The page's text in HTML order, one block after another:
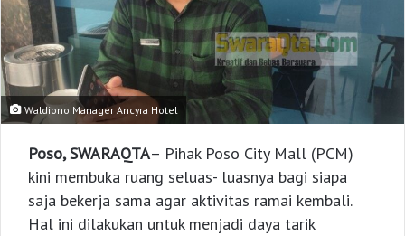
Waldiono Manager Ancyra Hotel
Poso, SWARAQTA– Pihak Poso City Mall (PCM)
kini membuka ruang seluas- luasnya bagi siapa
saja bekerja sama agar aktivitas ramai kembali.
Hal ini dilakukan untuk menjadi daya tarik